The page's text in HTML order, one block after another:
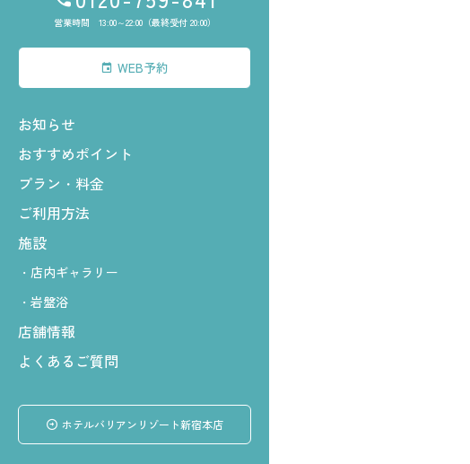
営業時間 13:00～22:00（最終受付 20:00）
WEB予約
お知らせ
おすすめポイント
プラン・料金
ご利用方法
施設
店内ギャラリー
岩盤浴
店舗情報
よくあるご質問
ホテルバリアンリゾート新宿本店